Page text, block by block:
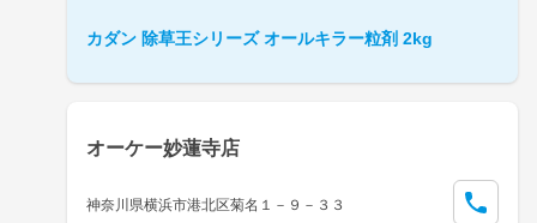
カダン 除草王シリーズ オールキラー粒剤 2kg
オーケー妙蓮寺店
神奈川県横浜市港北区菊名１－９－３３